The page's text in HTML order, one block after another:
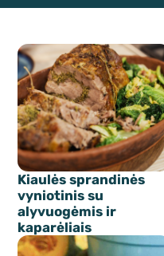
Kiaulės sprandinės
vyniotinis su
alyvuogėmis ir
kaparėliais